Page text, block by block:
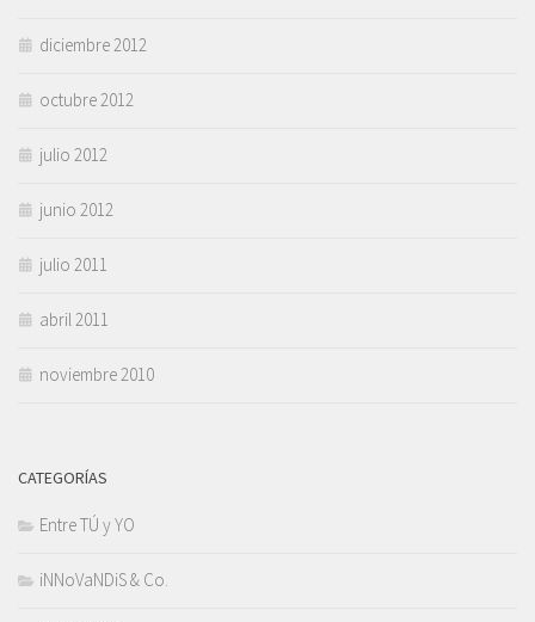
diciembre 2012
octubre 2012
julio 2012
junio 2012
julio 2011
abril 2011
noviembre 2010
CATEGORÍAS
Entre TÚ y YO
iNNoVaNDiS & Co.